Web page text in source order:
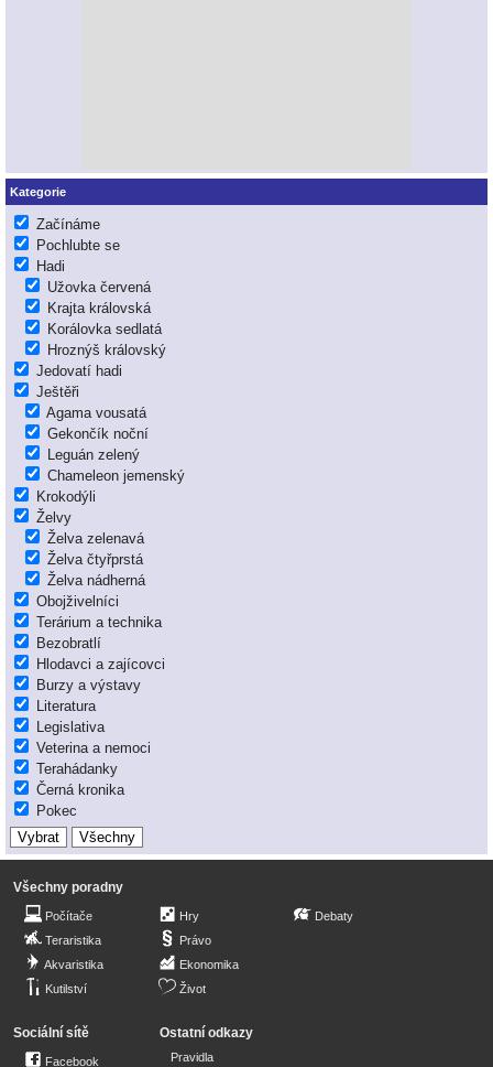
Kategorie
Začínáme
Pochlubte se
Hadi
Užovka červená
Krajta královská
Korálovka sedlatá
Hroznýš královský
Jedovatí hadi
Ještěři
Agama vousatá
Gekončík noční
Leguán zelený
Chameleon jemenský
Krokodýli
Želvy
Želva zelenavá
Želva čtyřprstá
Želva nádherná
Obojživelníci
Terárium a technika
Bezobratlí
Hlodavci a zajícovci
Burzy a výstavy
Literatura
Legislativa
Veterina a nemoci
Terahádanky
Černá kronika
Pokec
Všechny poradny
Počítače
Teraristika
Akvaristika
Kutilství
Hry
Právo
Ekonomika
Život
Debaty
Sociální sítě
Facebook
Ostatní odkazy
Pravidla